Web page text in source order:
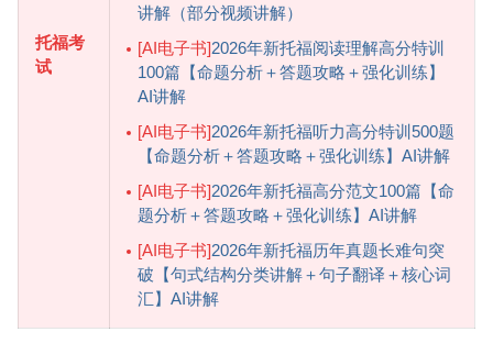
托福考
试
讲解（部分视频讲解）
[AI电子书]2026年新托福阅读理解高分特训
100篇【命题分析＋答题攻略＋强化训练】
AI讲解
[AI电子书]2026年新托福听力高分特训500题
【命题分析＋答题攻略＋强化训练】AI讲解
[AI电子书]2026年新托福高分范文100篇【命
题分析＋答题攻略＋强化训练】AI讲解
[AI电子书]2026年新托福历年真题长难句突
破【句式结构分类讲解＋句子翻译＋核心词
汇】AI讲解